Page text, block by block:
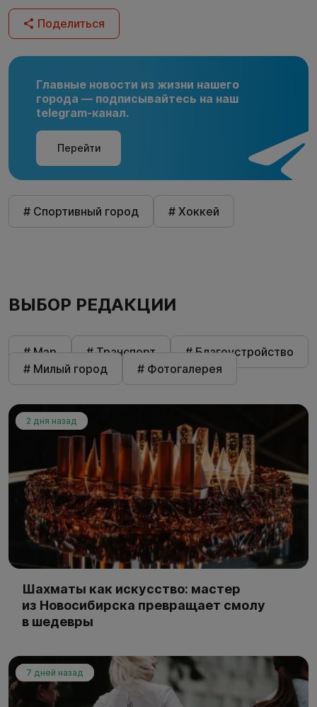
Поделиться
Главные новости из жизни нашего
города — подписывайтесь на наш
telegram-канал.
Перейти
# Спортивный город # Хоккей
ВЫБОР РЕДАКЦИИ
# Мэр # Транспорт
# Благоустройство
# Милый город
# Фотогалерея
2 дня назад
Шахматы как искусство: мастер
из Новосибирска превращает смолу
в шедевры
7 дней назад